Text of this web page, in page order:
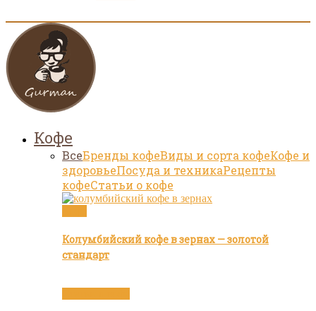
Кофе
ВсеБренды кофеВиды и сорта кофеКофе и
здоровьеПосуда и техникаРецепты
кофеСтатьи о кофе
Колумбийский кофе в зернах — золотой
стандарт